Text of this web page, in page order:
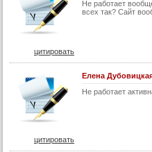
68 серия
69 серия
70 серия
72 серия
73 серия
Не работает
всех так? Сайт
цитировать
Елена
Не работает
цитировать